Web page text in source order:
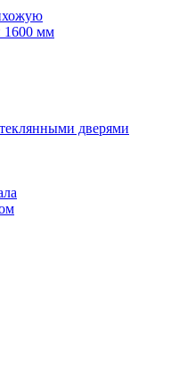
1600 мм
дверями